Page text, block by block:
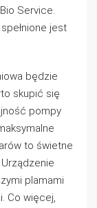
Service.
jest
będzie
skupić się
pompy
to świetne
plamami
Co więcej,